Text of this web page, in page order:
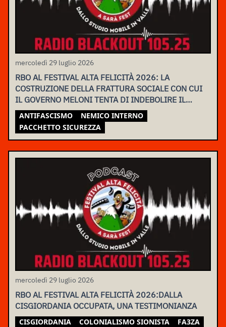
mercoledì 29 luglio 2026
RBO AL FESTIVAL ALTA FELICITÀ 2026: LA
COSTRUZIONE DELLA FRATTURA SOCIALE CON CUI
IL GOVERNO MELONI TENTA DI INDEBOLIRE IL
MOVIMENTO
ANTIFASCISMO
NEMICO INTERNO
PACCHETTO SICUREZZA
mercoledì 29 luglio 2026
RBO AL FESTIVAL ALTA FELICITÀ 2026:DALLA
CISGIORDANIA OCCUPATA, UNA TESTIMONIANZA
CISGIORDANIA COLONIALISMO SIONISTA FA3ZA